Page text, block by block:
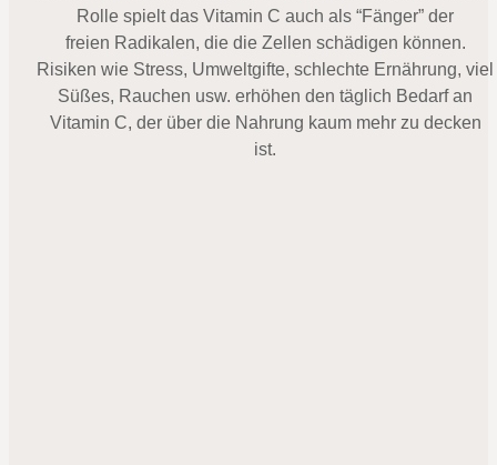
Rolle spielt das Vitamin C auch als “Fänger” der
freien Radikalen, die die Zellen schädigen können.
Risiken wie Stress, Umweltgifte, schlechte Ernährung, viel
Süßes, Rauchen usw. erhöhen den täglich Bedarf an
Vitamin C, der über die Nahrung kaum mehr zu decken
ist.